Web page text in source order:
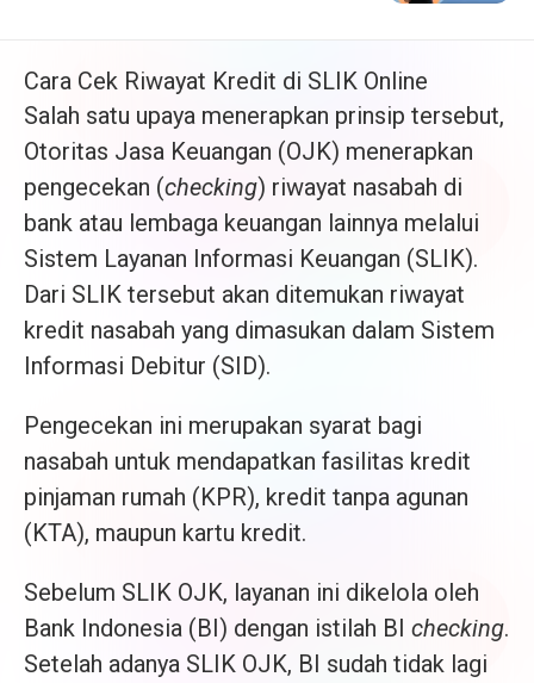
Cara Cek Riwayat Kredit di SLIK Online
Salah satu upaya menerapkan prinsip tersebut,
Otoritas Jasa Keuangan (OJK) menerapkan
pengecekan (checking) riwayat nasabah di
bank atau lembaga keuangan lainnya melalui
Sistem Layanan Informasi Keuangan (SLIK).
Dari SLIK tersebut akan ditemukan riwayat
kredit nasabah yang dimasukan dalam Sistem
Informasi Debitur (SID).
Pengecekan ini merupakan syarat bagi
nasabah untuk mendapatkan fasilitas kredit
pinjaman rumah (KPR), kredit tanpa agunan
(KTA), maupun kartu kredit.
Sebelum SLIK OJK, layanan ini dikelola oleh
Bank Indonesia (BI) dengan istilah BI checking.
Setelah adanya SLIK OJK, BI sudah tidak lagi